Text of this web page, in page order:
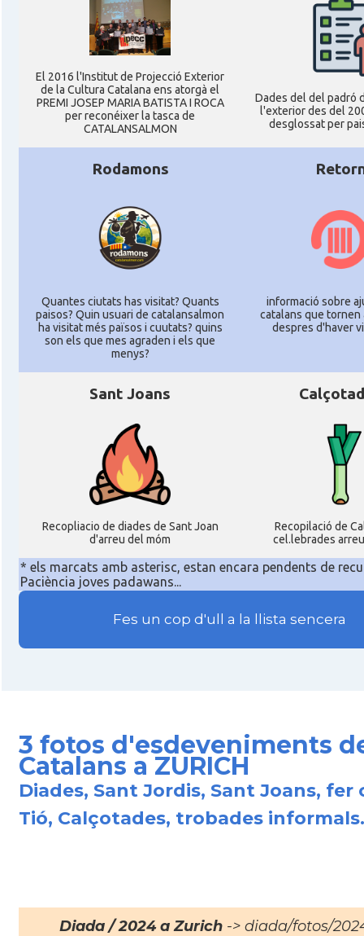
El 2016 l'Institut de Projecció Exterior
de la Cultura Catalana ens atorgà el
PREMI JOSEP MARIA BATISTA I ROCA
per reconéixer la tasca de
CATALANSALMON
Dades del del padró
l'exterior des del
desglossat per
Rodamons
Quantes ciutats has visitat? Quants
paisos? Quin usuari de catalansalmon
ha visitat més països i cuutats? quins
son els que mes agraden i els que
menys?
informació sobre
catalans que tornen
despres d'haver
Sant Joans
Recopliacio de diades de Sant Joan
d'arreu del móm
Recopilació de
cel.lebrades
* els marcats amb asterisc, estan encara pendents de
Paciència joves padawans...
Fes un cop d'ull a la llista sencera
3 fotos d'esdeveniments
Catalans a ZURICH
Diades, Sant Jordis, Sant Joans, fer
Tió, Calçotades, trobades
Diada / 2024 a Zurich-> diada/fotos/